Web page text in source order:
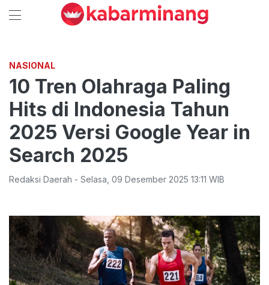
NASIONAL
10 Tren Olahraga Paling
Hits di Indonesia Tahun
2025 Versi Google Year in
Search 2025
Redaksi Daerah - Selasa 09 Desember 2025 13:11 WIB